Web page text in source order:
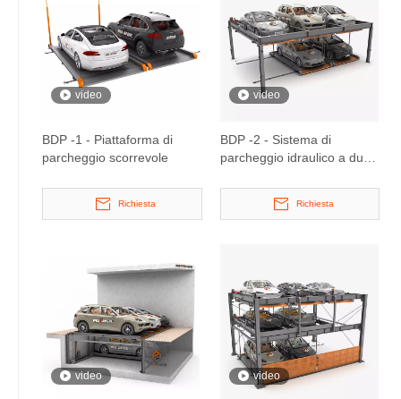
video
BDP -1 - Piattaforma di
parcheggio scorrevole
Richiesta
video
BDP -2 - Sistema di
parcheggio idraulico a due
Richiesta
video video